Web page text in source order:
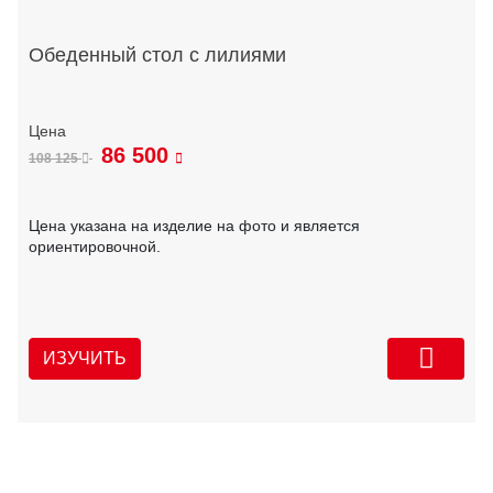
Обеденный стол с лилиями
108 125 86 500
Цена указана на изделие на фото и является
ориентировочной.
ИЗУЧИТЬ